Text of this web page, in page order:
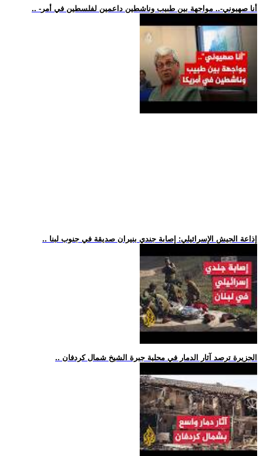
.. -أنا صهيوني-.. مواجهة بين طبيب وناشطين داعمين لفلسطين في أمر
.. إذاعة الجيش الإسرائيلي: إصابة جندي بنيران صديقة في جنوب لبنا
.. الجزيرة ترصد آثار الدمار في محلية جبرة الشيخ شمال كردفان